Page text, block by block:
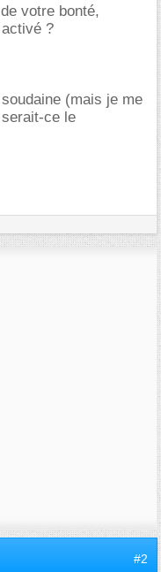
votre bonté,
?
(mais je me
ce le
#2